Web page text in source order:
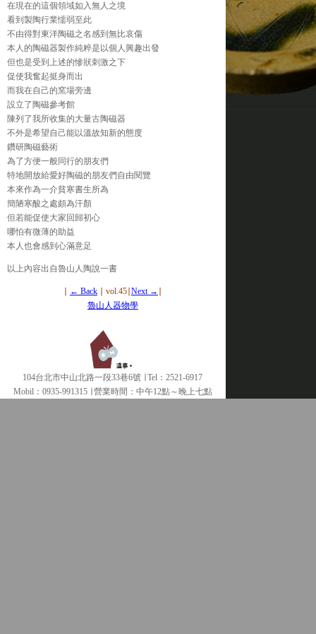
在現在的這個領域如入無人之境
看到製陶行業懦弱至此
不由得對東洋陶磁之名感到無比哀傷
本人的陶磁器製作純粹是以個人興趣出發
但也是受到上述的慘狀刺激之下
促使我奮起挺身而出
而我在自己的窯場旁邊
設立了陶磁參考館
陳列了我所收集的大量古陶磁器
不外是希望自己能以溫故知新的態度
鑽研陶磁藝術
為了方便一般同行的朋友們
特地開放給愛好陶磁的朋友們自由閱覽
本來作為一介貧寒書生所為
簡陋寒酸之處頗為汗顏
但若能促使大家回歸初心
哪怕有微薄的助益
本人也會感到心滿意足
以上內容出自魯山人陶說一書
← Back ∣ vol.45∣ Next →
魯山人器物學
104台北市中山北路一段33巷6號 ∣ Tel：2521-6917
Mobil：0935-991315 ∣
營業時間：中午12點～晚上七點